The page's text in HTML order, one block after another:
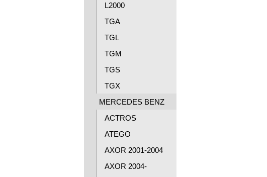
L2000
TGA
TGL
TGM
TGS
TGX
MERCEDES BENZ
ACTROS
ATEGO
AXOR 2001-2004
AXOR 2004-